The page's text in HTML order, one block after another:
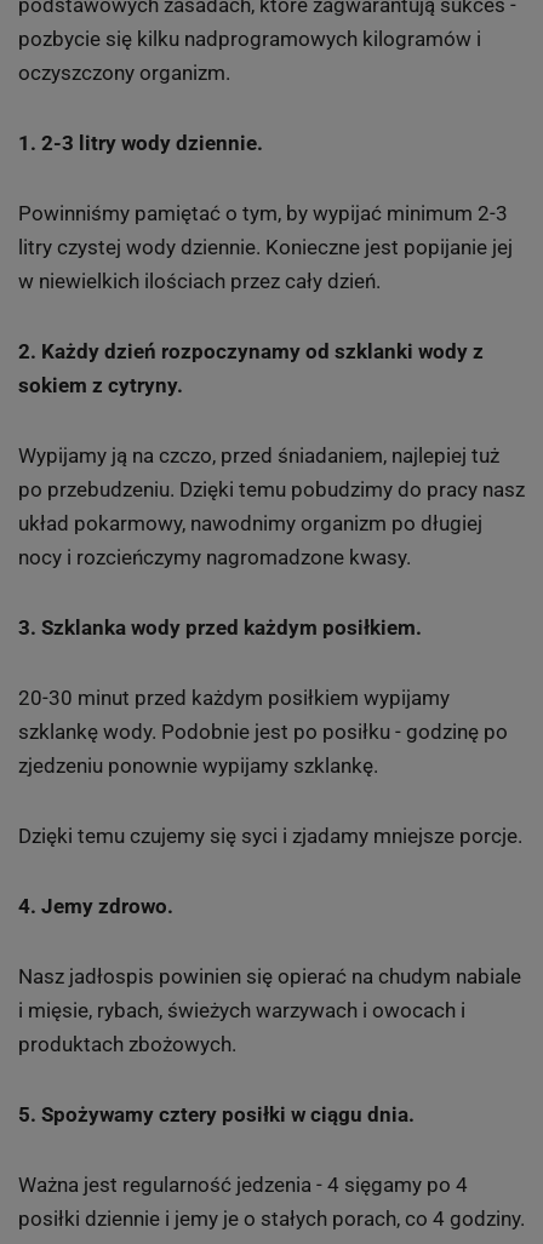
podstawowych zasadach, które zagwarantują sukces -
pozbycie się kilku nadprogramowych kilogramów i
oczyszczony organizm.
1. 2-3 litry wody dziennie.
Powinniśmy pamiętać o tym, by wypijać minimum 2-3
litry czystej wody dziennie. Konieczne jest popijanie jej
w niewielkich ilościach przez cały dzień.
2. Każdy dzień rozpoczynamy od szklanki wody z
sokiem z cytryny.
Wypijamy ją na czczo, przed śniadaniem, najlepiej tuż
po przebudzeniu. Dzięki temu pobudzimy do pracy nasz
układ pokarmowy, nawodnimy organizm po długiej
nocy i rozcieńczymy nagromadzone kwasy.
3. Szklanka wody przed każdym posiłkiem.
20-30 minut przed każdym posiłkiem wypijamy
szklankę wody. Podobnie jest po posiłku - godzinę po
zjedzeniu ponownie wypijamy szklankę.
Dzięki temu czujemy się syci i zjadamy mniejsze porcje.
4. Jemy zdrowo.
Nasz jadłospis powinien się opierać na chudym nabiale
i mięsie, rybach, świeżych warzywach i owocach i
produktach zbożowych.
5. Spożywamy cztery posiłki w ciągu dnia.
Ważna jest regularność jedzenia - 4 sięgamy po 4
posiłki dziennie i jemy je o stałych porach, co 4 godziny.